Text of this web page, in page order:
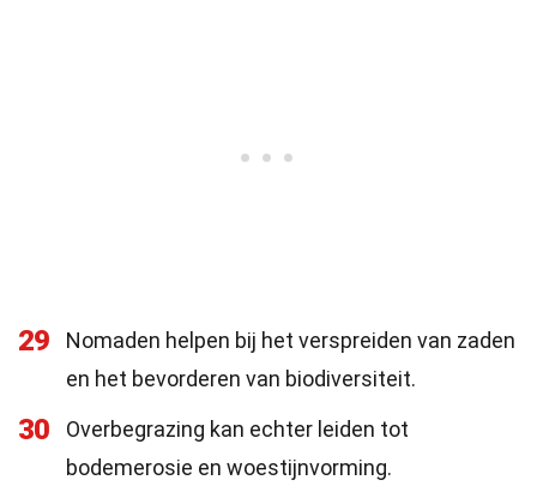
29
Nomaden helpen bij het verspreiden van zaden
en het bevorderen van biodiversiteit.
30
Overbegrazing kan echter leiden tot
bodemerosie en woestijnvorming.